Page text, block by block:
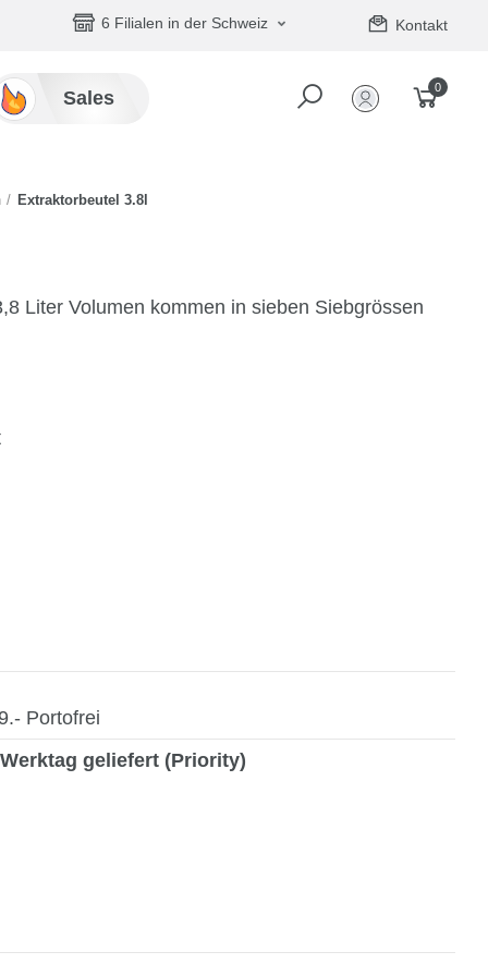
6 Filialen in der Schweiz Kontakt
Sales
0
Extraktorbeutel 3.8l
Liter Volumen kommen in sieben Siebgrössen
Portofrei
geliefert (Priority)